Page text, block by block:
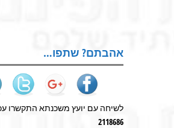
אהבתם? שתפו…
2118686